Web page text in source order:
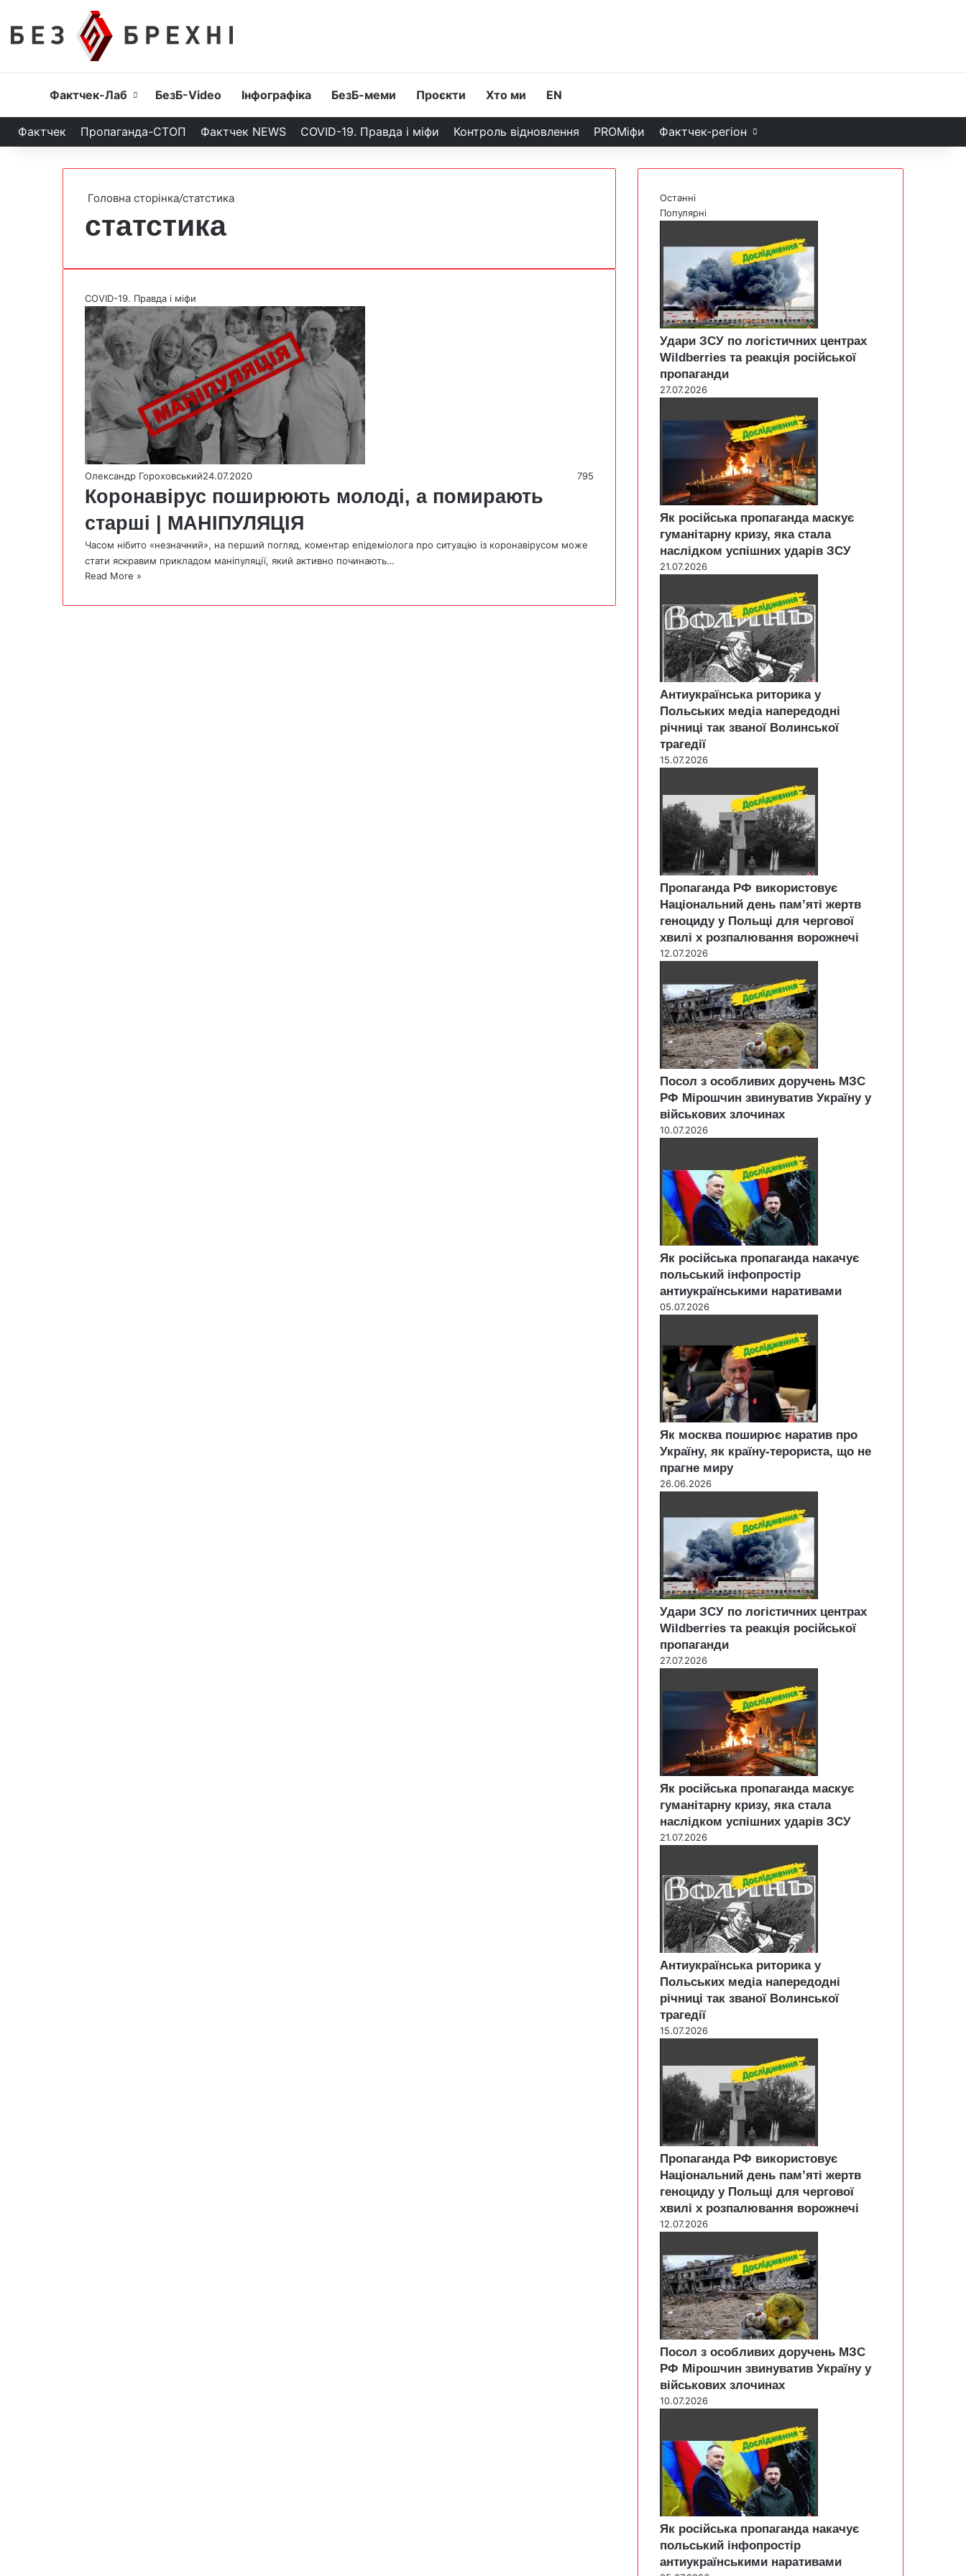
Головна
Фактчек-Лаб БезБ-Video Інфографіка БезБ-меми Проєкти Хто ми EN
Фактчек Пропаганда-СТОП Фактчек NEWS COVID-19. Правда і міфи Контроль відновлення PROМіфи Фактчек-регіон
Головна сторінка/статстика
статстика
COVID-19. Правда і міфи
Олександр Гороховський24.07.2020 795
Коронавірус поширюють молоді, а помирають
старші | МАНІПУЛЯЦІЯ
Часом нібито «незначний», на перший погляд, коментар епідеміолога про ситуацію із коронавірусом може
стати яскравим прикладом маніпуляції, який активно починають…
Read More »
Останні
Популярні
Удари ЗСУ по логістичних центрах
Wildberries та реакція російської
пропаганди
27.07.2026
Як російська пропаганда маскує
гуманітарну кризу, яка стала
наслідком успішних ударів ЗСУ
21.07.2026
Антиукраїнська риторика у
Польських медіа напередодні
річниці так званої Волинської
трагедії
15.07.2026
Пропаганда РФ використовує
Національний день пам’яті жертв
геноциду у Польщі для чергової
хвилі х розпалювання ворожнечі
12.07.2026
Посол з особливих доручень МЗС
РФ Мірошчин звинуватив Україну у
військових злочинах
10.07.2026
Як російська пропаганда накачує
польський інфопростір
антиукраїнськими наративами
05.07.2026
Як москва поширює наратив про
Україну, як країну-терориста, що не
прагне миру
26.06.2026
Удари ЗСУ по логістичних центрах
Wildberries та реакція російської
пропаганди
27.07.2026
Як російська пропаганда маскує
гуманітарну кризу, яка стала
наслідком успішних ударів ЗСУ
21.07.2026
Антиукраїнська риторика у
Польських медіа напередодні
річниці так званої Волинської
трагедії
15.07.2026
Пропаганда РФ використовує
Національний день пам’яті жертв
геноциду у Польщі для чергової
хвилі х розпалювання ворожнечі
12.07.2026
Посол з особливих доручень МЗС
РФ Мірошчин звинуватив Україну у
військових злочинах
10.07.2026
Як російська пропаганда накачує
польський інфопростір
антиукраїнськими наративами